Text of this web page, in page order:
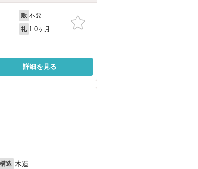
敷 不要
礼 1.0ヶ月
詳細を見る
造 木造